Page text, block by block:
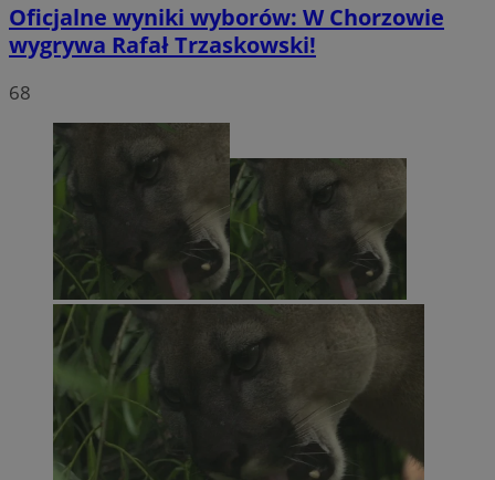
Oficjalne wyniki wyborów: W Chorzowie
wygrywa Rafał Trzaskowski!
68